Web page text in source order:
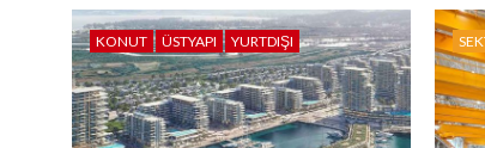
KONUT ÜSTYAPI YURTDIŞI